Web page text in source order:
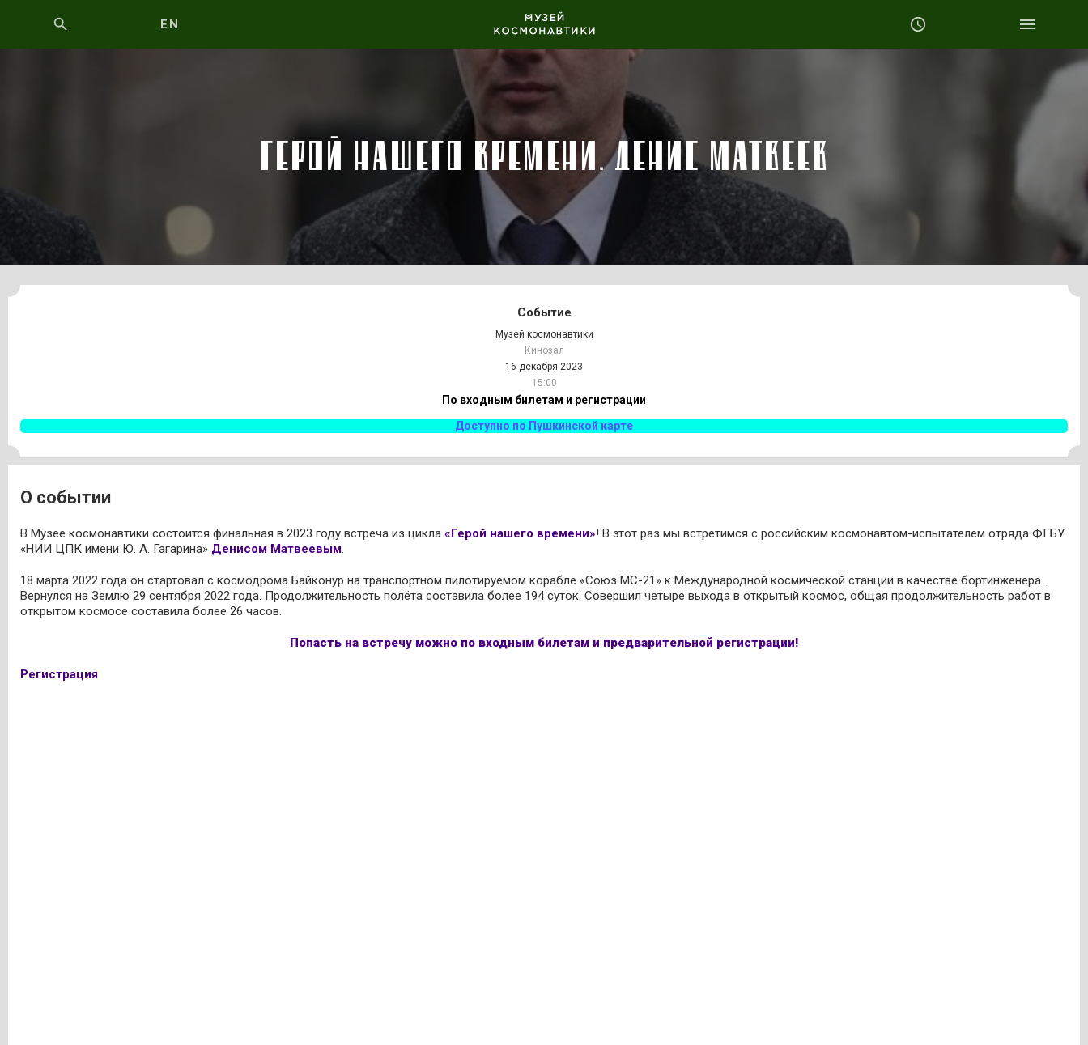
EN
ГЕРОЙ НАШЕГО ВРЕМЕНИ. ДЕНИС МАТВЕЕВ
Событие
Музей космонавтики
Кинозал
16 декабря 2023
15:00
По входным билетам и регистрации
Доступно по Пушкинской карте
О событии
В Музее космонавтики состоится финальная в 2023 году встреча из цикла «Герой нашего времени»! В этот раз мы встретимся с российским космонавтом-испытателем отряда ФГБУ
«НИИ ЦПК имени Ю. А. Гагарина» Денисом Матвеевым.
18 марта 2022 года он стартовал с космодрома Байконур на транспортном пилотируемом корабле «Союз МС-21» к Международной космической станции в качестве бортинженера .
Вернулся на Землю 29 сентября 2022 года. Продолжительность полёта составила более 194 суток. Совершил четыре выхода в открытый космос, общая продолжительность работ в
открытом космосе составила более 26 часов.
Попасть на встречу можно по входным билетам и предварительной регистрации!
Регистрация